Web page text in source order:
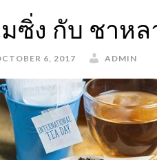
มซิ่ง กับ ชาห
6, 2017 ADMIN